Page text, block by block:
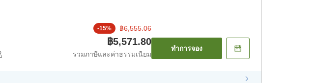
-15% ฿6,555.06
฿5,571.80
รวมภาษีและค่าธรรมเนียม
ทำการจอง